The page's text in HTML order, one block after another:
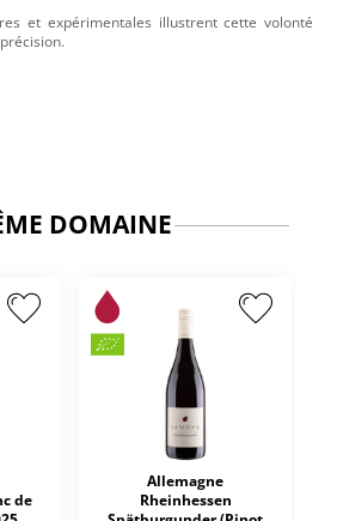
et expérimentales illustrent cette volonté
DOMAINE
de
Allemagne
Rheinhessen